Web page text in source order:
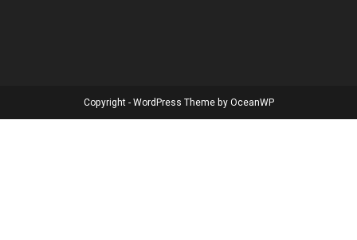
Copyright - WordPress Theme by OceanWP